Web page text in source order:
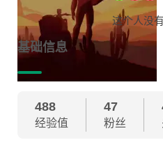
这个人没
基础信息
488
经验值
47
粉丝